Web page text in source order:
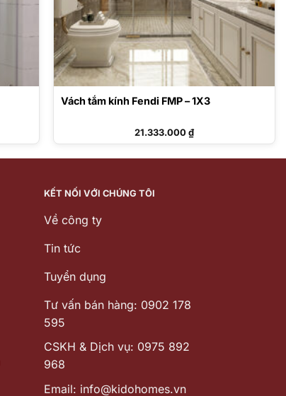
Vách tắm kính Fendi FMP – 1X3
21.333.000₫
KẾT NỐI VỚI CHÚNG TÔI
Về công ty
Tin tức
Tuyển dụng
Tư vấn bán hàng: 0902 178
595
CSKH & Dịch vụ: 0975 892
968
Email: info@kidohomes.vn